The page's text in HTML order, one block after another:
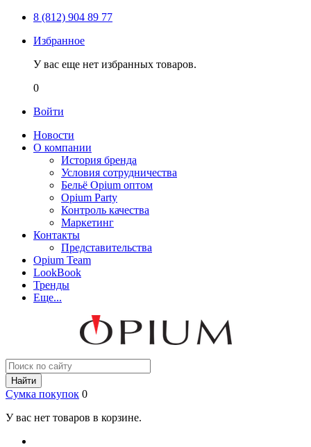
8 (812) 904 89 77
Избранное
У вас еще нет избранных товаров.
0
Войти
Новости
О компании
История бренда
Условия сотрудничества
Бельё Opium оптом
Opium Party
Контроль качества
Маркетинг
Контакты
Представительства
Opium Team
LookBook
Тренды
Еще...
Найти
Сумка покупок 0
У вас нет товаров в корзине.